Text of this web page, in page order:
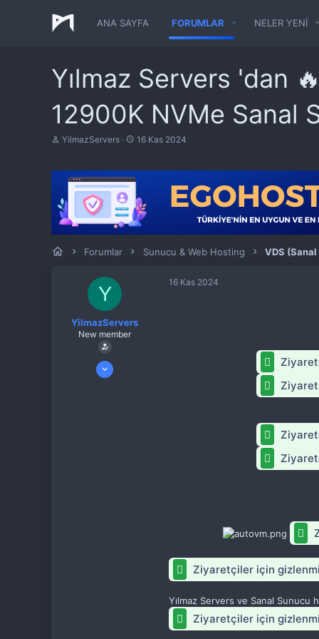
ANA SAYFA FORUMLAR NELER YENI
Yılmaz Servers 'dan
12900K NVMe Sanal
K
b
y
u
b
l
YilmazServers
B
l
n
g
ı
ç
16 Kas 2024
Forumlar Sunucu & Web Hosting VDS
Y
YilmazServers
New member
16 Kas 2024
16 Kas 2024
Ziyaretçiler için
Yılmaz Servers ve Sanal Sunucu
Ziyaretçiler için